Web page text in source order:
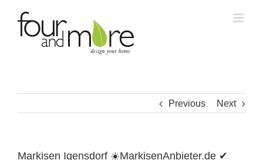
content
Previous Next
Markisen Igensdorf ☀️MarkisenAnbieter.de ✔